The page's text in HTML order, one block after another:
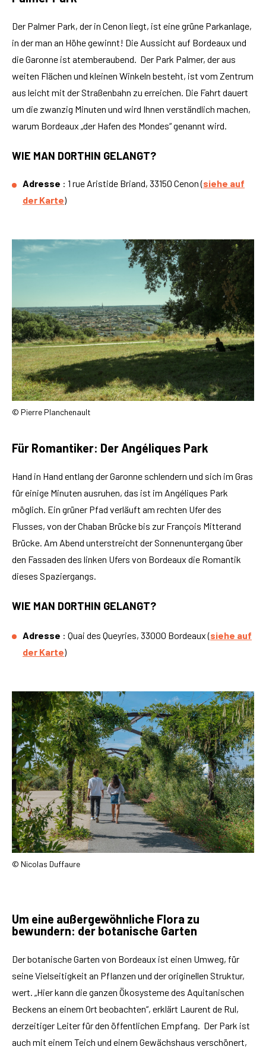
Der Palmer Park, der in Cenon liegt, ist eine grüne Parkanlage,
in der man an Höhe gewinnt! Die Aussicht auf Bordeaux und
die Garonne ist atemberaubend. Der Park Palmer, der aus
weiten Flächen und kleinen Winkeln besteht, ist vom Zentrum
aus leicht mit der Straßenbahn zu erreichen. Die Fahrt dauert
um die zwanzig Minuten und wird Ihnen verständlich machen,
warum Bordeaux „der Hafen des Mondes“ genannt wird.
WIE MAN DORTHIN GELANGT?
Adresse : 1 rue Aristide Briand, 33150 Cenon (siehe auf
der Karte)
© Pierre Planchenault
Für Romantiker: Der Angéliques Park
Hand in Hand entlang der Garonne schlendern und sich im Gras
für einige Minuten ausruhen, das ist im Angéliques Park
möglich. Ein grüner Pfad verläuft am rechten Ufer des
Flusses, von der Chaban Brücke bis zur François Mitterand
Brücke. Am Abend unterstreicht der Sonnenuntergang über
den Fassaden des linken Ufers von Bordeaux die Romantik
dieses Spaziergangs.
WIE MAN DORTHIN GELANGT?
Adresse : Quai des Queyries, 33000 Bordeaux (siehe auf
der Karte)
© Nicolas Duffaure
Um eine außergewöhnliche Flora zu
bewundern: der botanische Garten
Der botanische Garten von Bordeaux ist einen Umweg, für
seine Vielseitigkeit an Pflanzen und der originellen Struktur,
wert. „Hier kann die ganzen Ökosysteme des Aquitanischen
Beckens an einem Ort beobachten“, erklärt Laurent de Rul,
derzeitiger Leiter für den öffentlichen Empfang. Der Park ist
auch mit einem Teich und einem Gewächshaus verschönert,